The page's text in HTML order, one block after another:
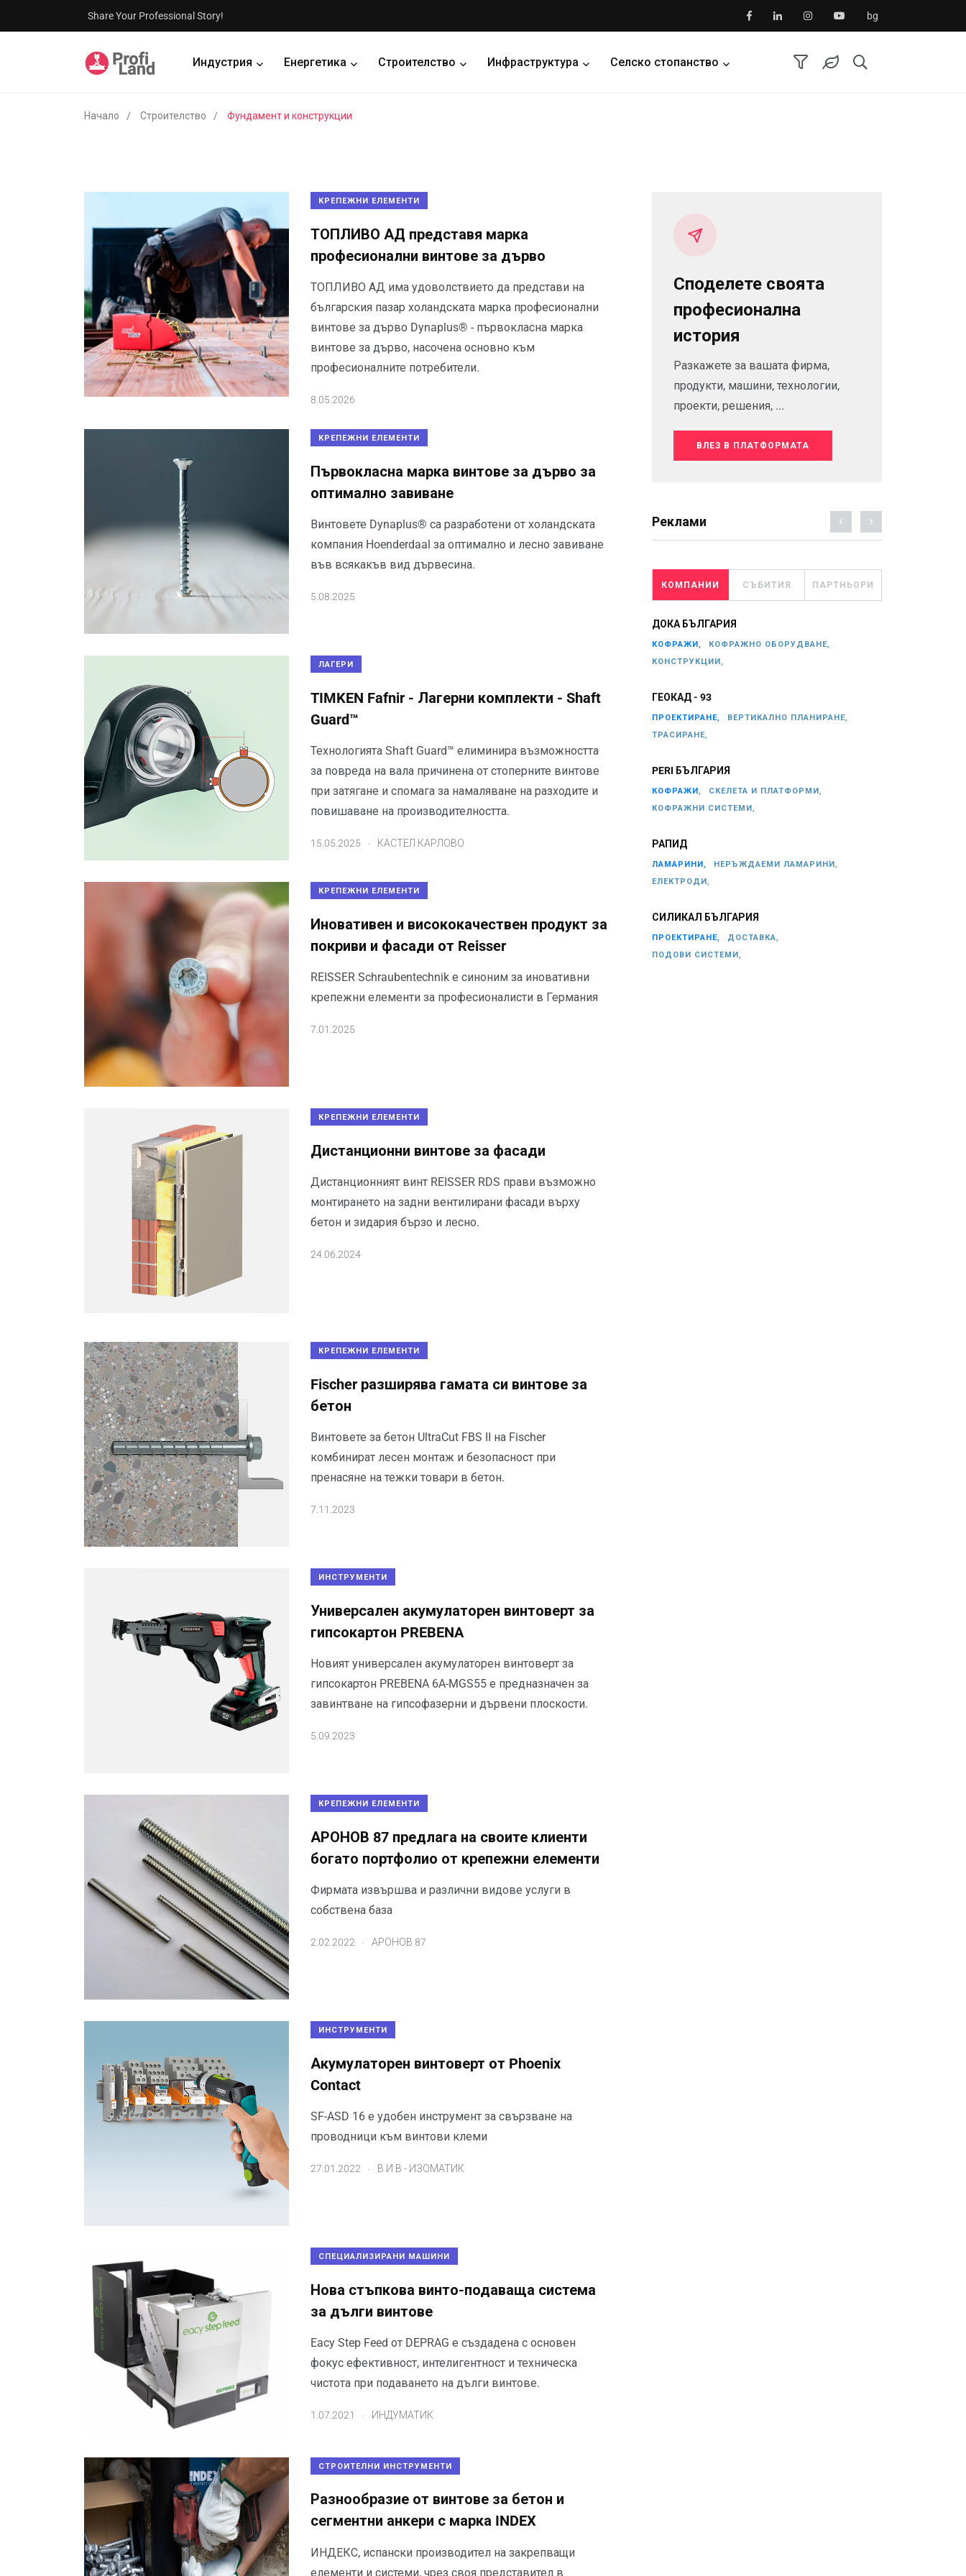
Share Your Professional Story! bg
Индустрия Енергетика Строителство Инфраструктура Селско стопанство
Начало Строителство Фундамент и конструкции
КРЕПЕЖНИ ЕЛЕМЕНТИ
ТОПЛИВО АД представя марка
професионални винтове за дърво
ТОПЛИВО АД има удоволствието да представи на
българския пазар холандската марка професионални
винтове за дърво Dynaplus® - първокласна марка
винтове за дърво, насочена основно към
професионалните потребители.
8.05.2026
КРЕПЕЖНИ ЕЛЕМЕНТИ
Първокласна марка винтове за дърво за
оптимално завиване
Винтовете Dynaplus® са разработени от холандската
компания Hoenderdaal за оптимално и лесно завиване
във всякакъв вид дървесина.
5.08.2025
ЛАГЕРИ
TIMKEN Fafnir - Лагерни комплекти - Shaft
Guard™
Технологията Shaft Guard™ елиминира възможността
за повреда на вала причинена от стоперните винтове
при затягане и спомага за намаляване на разходите и
повишаване на производителността.
15.05.2025 КАСТЕЛ КАРЛОВО
КРЕПЕЖНИ ЕЛЕМЕНТИ
Иновативен и висококачествен продукт за
покриви и фасади от Reisser
REISSER Schraubentechnik е синоним за иновативни
крепежни елементи за професионалисти в Германия
7.01.2025
КРЕПЕЖНИ ЕЛЕМЕНТИ
Дистанционни винтове за фасади
Дистанционният винт REISSER RDS прави възможно
монтирането на задни вентилирани фасади върху
бетон и зидария бързо и лесно.
24.06.2024
КРЕПЕЖНИ ЕЛЕМЕНТИ
Fischer разширява гамата си винтове за
бетон
Винтовете за бетон UltraCut FBS II на Fischer
комбинират лесен монтаж и безопасност при
пренасяне на тежки товари в бетон.
7.11.2023
ИНСТРУМЕНТИ
Универсален акумулаторен винтоверт за
гипсокартон PREBENA
Новият универсален акумулаторен винтоверт за
гипсокартон PREBENA 6A-MGS55 е предназначен за
завинтване на гипсофазерни и дървени плоскости.
5.09.2023
КРЕПЕЖНИ ЕЛЕМЕНТИ
АРОНОВ 87 предлага на своите клиенти
богато портфолио от крепежни елементи
Фирмата извършва и различни видове услуги в
собствена база
2.02.2022 АРОНОВ 87
ИНСТРУМЕНТИ
Акумулаторен винтоверт от Phoenix
Contact
SF-ASD 16 е удобен инструмент за свързване на
проводници към винтови клеми
27.01.2022 В И В - ИЗОМАТИК
СПЕЦИАЛИЗИРАНИ МАШИНИ
Нова стъпкова винто-подаваща система
за дълги винтове
Eacy Step Feed от DEPRAG е създадена с основен
фокус ефективност, интелигентност и техническа
чистота при подаването на дълги винтове.
1.07.2021 ИНДУМАТИК
СТРОИТЕЛНИ ИНСТРУМЕНТИ
Разнообразие от винтове за бетон и
сегментни анкери с марка INDEX
ИНДЕКС, испански производител на закрепващи
елементи и системи, чрез своя представител в
Споделете своята
професионална
история
Разкажете за вашата фирма,
продукти, машини, технологии,
проекти, решения, ...
ВЛЕЗ В ПЛАТФОРМАТА
Реклами
КОМПАНИИ СЪБИТИЯ ПАРТНЬОРИ
ДОКА БЪЛГАРИЯ
КОФРАЖИ,
КОФРАЖНО ОБОРУДВАНЕ,
КОНСТРУКЦИИ,
ГЕОКАД - 93
ПРОЕКТИРАНЕ,
ВЕРТИКАЛНО ПЛАНИРАНЕ,
ТРАСИРАНЕ,
PERI БЪЛГАРИЯ
КОФРАЖИ,
СКЕЛЕТА И ПЛАТФОРМИ,
КОФРАЖНИ СИСТЕМИ,
РАПИД
ЛАМАРИНИ,
НЕРЪЖДАЕМИ ЛАМАРИНИ,
ЕЛЕКТРОДИ,
СИЛИКАЛ БЪЛГАРИЯ
ПРОЕКТИРАНЕ,
ДОСТАВКА,
ПОДОВИ СИСТЕМИ,